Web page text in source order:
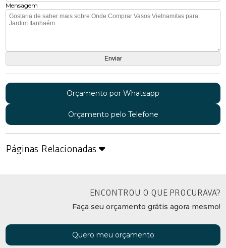
Mensagem
Orçamento por Whatsapp
Orçamento pelo Telefone
Páginas Relacionadas
ENCONTROU O QUE PROCURAVA?
Faça seu orçamento grátis agora mesmo!
Quero meu orçamento